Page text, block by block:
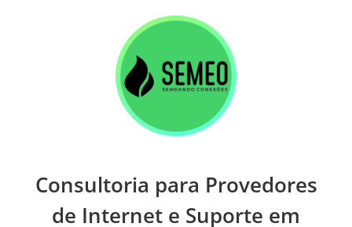
Consultoria para Provedores
de Internet e Suporte em